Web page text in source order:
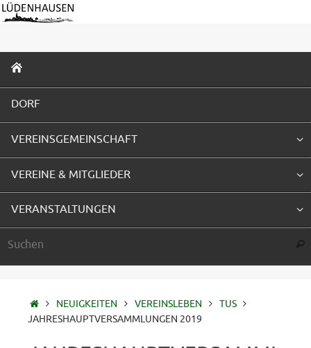
Zum
Inhalt
INHALT
SPRINGEN
DORF
VEREINSGEMEINSCHAFT
VEREINE & MITGLIEDER
VERANSTALTUNGEN
STARTSEITE
NEUIGKEITEN VEREINSLEBEN
TUS
JAHRESHAUPTVERSAMMLUNGEN 2019